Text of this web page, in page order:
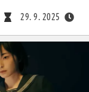
29. 9. 2025